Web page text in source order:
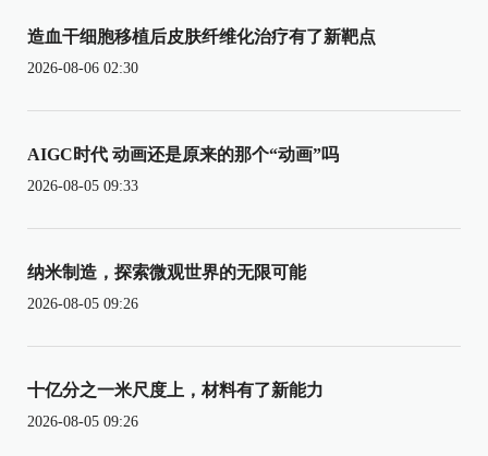
造血干细胞移植后皮肤纤维化治疗有了新靶点
2026-08-06 02:30
AIGC时代 动画还是原来的那个“动画”吗
2026-08-05 09:33
纳米制造，探索微观世界的无限可能
2026-08-05 09:26
十亿分之一米尺度上，材料有了新能力
2026-08-05 09:26